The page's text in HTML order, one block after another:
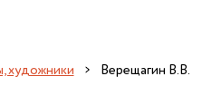
художники Верещагин В.В.